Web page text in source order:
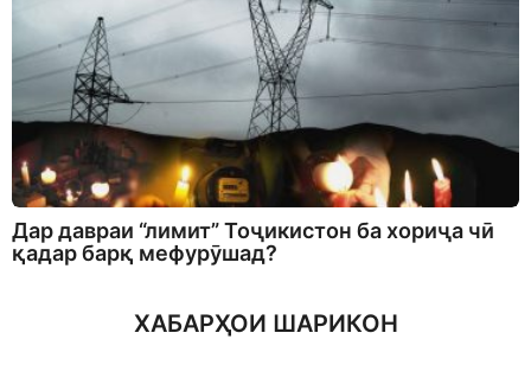
Дар давраи “лимит” Тоҷикистон ба хориҷа чӣ
қадар барқ мефурӯшад?
ХАБАРҲОИ ШАРИКОН